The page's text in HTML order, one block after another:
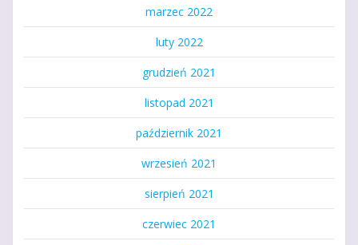
marzec 2022
luty 2022
grudzień 2021
listopad 2021
październik 2021
wrzesień 2021
sierpień 2021
czerwiec 2021